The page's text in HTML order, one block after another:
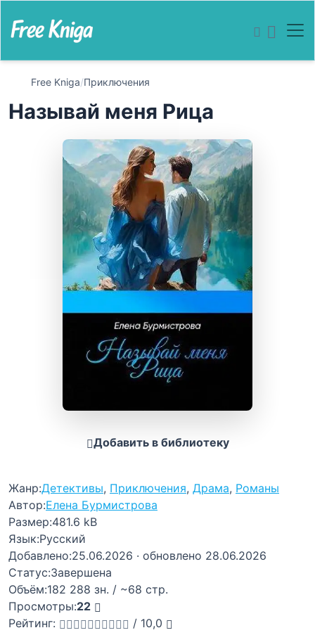
Free Kniga/Приключения
Называй меня Рица
Добавить в библиотеку
Жанр:Детективы, Приключения, Драма, Романы
Автор:Елена Бурмистрова
Размер:481.6 kB
Язык:Русский
Добавлено:25.06.2026 · обновлено 28.06.2026
Статус:Завершена
Объём:182 288 зн. / ~68 стр.
Просмотры:22
Рейтинг:
/ 10,0